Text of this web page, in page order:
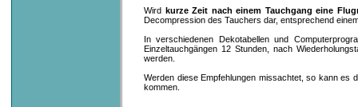
Wird kurze Zeit nach einem Tauchgang eine
Decompression des Tauchers dar, entsprechend
In verschiedenen Dekotabellen und
Einzeltauchgängen 12 Stunden, nach
werden.
Werden diese Empfehlungen missachtet, so kann es
kommen.